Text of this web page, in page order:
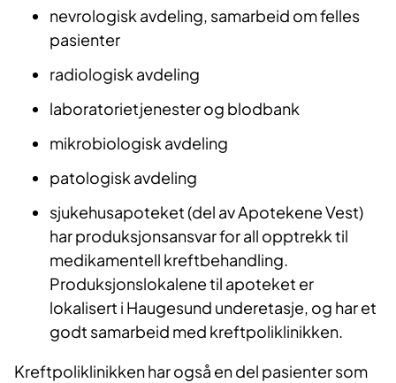
nevrologisk avdeling, samarbeid om felles
pasienter
radiologisk avdeling
laboratorietjenester og blodbank
mikrobiologisk avdeling
patologisk avdeling
sjukehusapoteket (del av Apotekene Vest)
har produksjonsansvar for all opptrekk til
medikamentell kreftbehandling.
Produksjonslokalene til apoteket er
lokalisert i Haugesund underetasje, og har et
godt samarbeid med kreftpoliklinikken.
Kreftpoliklinikken har også en del pasienter som